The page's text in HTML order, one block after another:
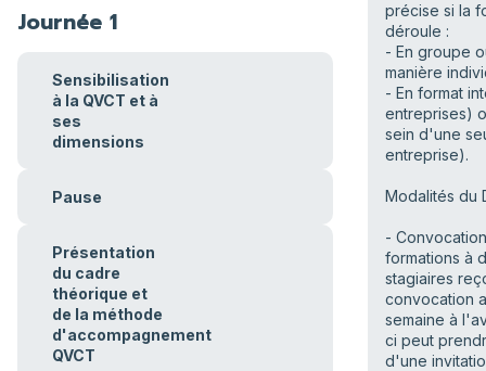
Journée 1
Sensibilisation
à la QVCT et à
ses
dimensions
Pause
Présentation
du cadre
théorique et
de la méthode
d'accompagnement
QVCT
précise si la
déroule :
- En groupe
manière
- En format
entreprises)
sein d'une
entreprise).
Modalités du
-
formations à
stagiaires
convocation
semaine à
ci peut
d'une